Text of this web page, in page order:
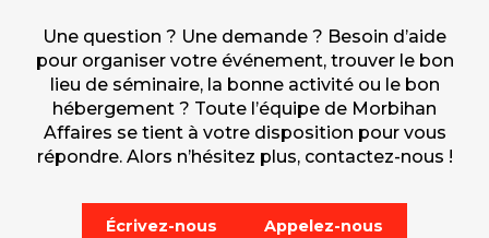
Une question ? Une demande ? Besoin d’aide
pour organiser votre événement, trouver le bon
lieu de séminaire, la bonne activité ou le bon
hébergement ? Toute l’équipe de Morbihan
Affaires se tient à votre disposition pour vous
répondre. Alors n’hésitez plus, contactez-nous !
Écrivez-nous Appelez-nous